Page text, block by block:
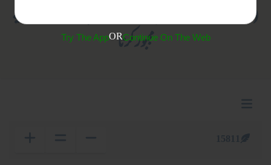
(273) شوہر کا بیمار بیوی کو ملازمت پر جانے کے لیے
مجبور کرنا
Try The AppORContinue On The Web